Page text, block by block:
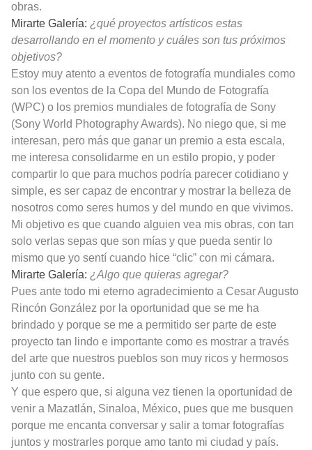
obras.
Mirarte Galería: ¿qué proyectos artísticos estas
desarrollando en el momento y cuáles son tus próximos
objetivos?
Estoy muy atento a eventos de fotografía mundiales como
son los eventos de la Copa del Mundo de Fotografía
(WPC) o los premios mundiales de fotografía de Sony
(Sony World Photography Awards). No niego que, si me
interesan, pero más que ganar un premio a esta escala,
me interesa consolidarme en un estilo propio, y poder
compartir lo que para muchos podría parecer cotidiano y
simple, es ser capaz de encontrar y mostrar la belleza de
nosotros como seres humos y del mundo en que vivimos.
Mi objetivo es que cuando alguien vea mis obras, con tan
solo verlas sepas que son mías y que pueda sentir lo
mismo que yo sentí cuando hice “clic” con mi cámara.
Mirarte Galería: ¿Algo que quieras agregar?
Pues ante todo mi eterno agradecimiento a Cesar Augusto
Rincón González por la oportunidad que se me ha
brindado y porque se me a permitido ser parte de este
proyecto tan lindo e importante como es mostrar a través
del arte que nuestros pueblos son muy ricos y hermosos
junto con su gente.
Y que espero que, si alguna vez tienen la oportunidad de
venir a Mazatlán, Sinaloa, México, pues que me busquen
porque me encanta conversar y salir a tomar fotografías
juntos y mostrarles porque amo tanto mi ciudad y país.